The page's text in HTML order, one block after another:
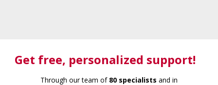
Get free, personalized support!
Through our team of 80 specialists and in